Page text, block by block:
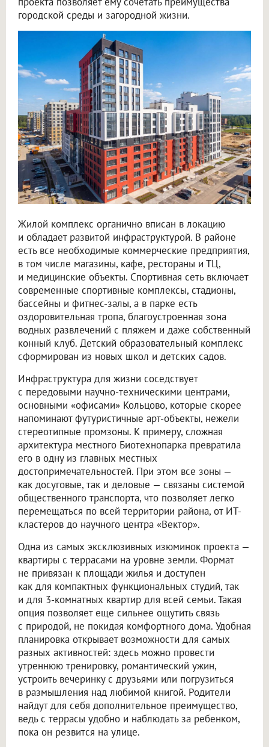
городской среды и загородной жизни.
Жилой комплекс органично вписан в локацию
и обладает развитой инфраструктурой. В районе
есть все необходимые коммерческие предприятия,
в том числе магазины, кафе, рестораны и ТЦ,
и медицинские объекты. Спортивная сеть включает
современные спортивные комплексы, стадионы,
бассейны и фитнес-залы, а в парке есть
оздоровительная тропа, благоустроенная зона
водных развлечений с пляжем и даже собственный
конный клуб. Детский образовательный комплекс
сформирован из новых школ и детских садов.
Инфраструктура для жизни соседствует
с передовыми научно-техническими центрами,
основными «офисами» Кольцово, которые скорее
напоминают футуристичные арт-объекты, нежели
стереотипные промзоны. К примеру, сложная
архитектура местного Биотехнопарка превратила
его в одну из главных местных
достопримечательностей. При этом все зоны —
как досуговые, так и деловые — связаны системой
общественного транспорта, что позволяет легко
перемещаться по всей территории района, от ИТ-
кластеров до научного центра «Вектор».
Одна из самых эксклюзивных изюминок проекта —
квартиры с террасами на уровне земли. Формат
не привязан к площади жилья и доступен
как для компактных функциональных студий, так
и для 3-комнатных квартир для всей семьи. Такая
опция позволяет еще сильнее ощутить связь
с природой, не покидая комфортного дома. Удобная
планировка открывает возможности для самых
разных активностей: здесь можно провести
утреннюю тренировку, романтический ужин,
устроить вечеринку с друзьями или погрузиться
в размышления над любимой книгой. Родители
найдут для себя дополнительное преимущество,
ведь с террасы удобно и наблюдать за ребенком,
пока он резвится на улице.